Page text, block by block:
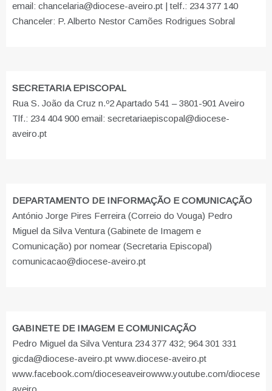
email: chancelaria@diocese-aveiro.pt | telf.: 234 377 140
Chanceler: P. Alberto Nestor Camões Rodrigues Sobral
SECRETARIA EPISCOPAL
Rua S. João da Cruz n.º2 Apartado 541 – 3801-901 Aveiro
Tlf.: 234 404 900 email: secretariaepiscopal@diocese-
aveiro.pt
DEPARTAMENTO DE INFORMAÇÃO E COMUNICAÇÃO
António Jorge Pires Ferreira (Correio do Vouga) Pedro
Miguel da Silva Ventura (Gabinete de Imagem e
Comunicação) por nomear (Secretaria Episcopal)
comunicacao@diocese-aveiro.pt
GABINETE DE IMAGEM E COMUNICAÇÃO
Pedro Miguel da Silva Ventura 234 377 432; 964 301 331
gicda@diocese-aveiro.pt www.diocese-aveiro.pt
www.facebook.com/dioceseaveirowww.youtube.com/diocese
aveiro